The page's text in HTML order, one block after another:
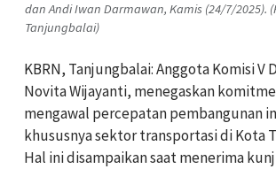
dan Andi Iwan Darmawan, Kamis (24/7/2025).
Tanjungbalai)
KBRN, Tanjungbalai: Anggota Komisi V
Novita Wijayanti, menegaskan
mengawal percepatan pembangunan
khususnya sektor transportasi di Kota
Hal ini disampaikan saat menerima